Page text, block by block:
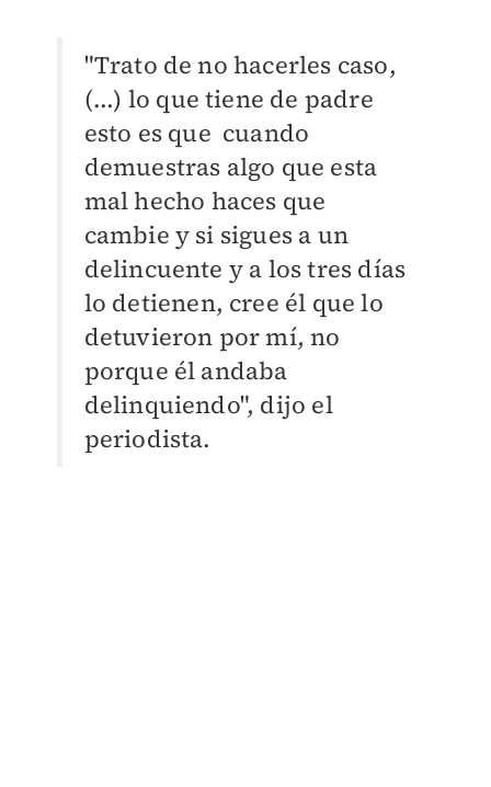
"Trato de no hacerles caso,
(...) lo que tiene de padre
esto es que cuando
demuestras algo que esta
mal hecho haces que
cambie y si sigues a un
delincuente y a los tres días
lo detienen, cree él que lo
detuvieron por mí, no
porque él andaba
delinquiendo", dijo el
periodista.